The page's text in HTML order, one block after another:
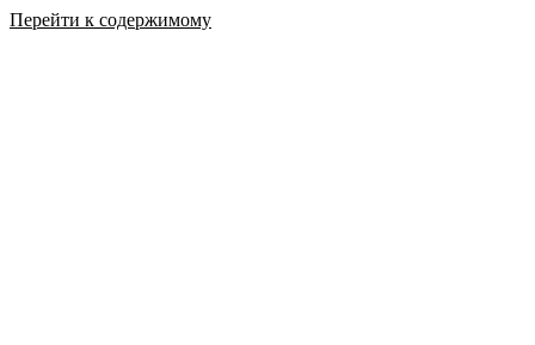
Перейти к содержимому